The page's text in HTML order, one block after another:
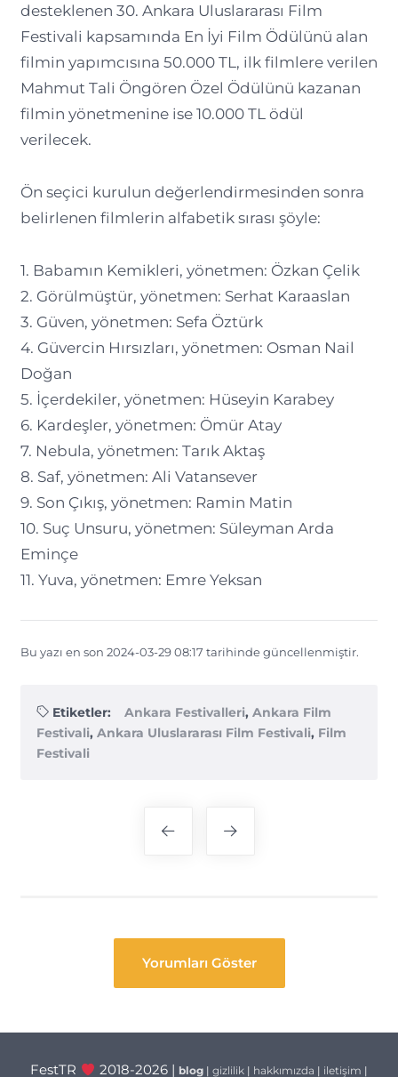
desteklenen 30. Ankara Uluslararası Film
Festivali kapsamında En İyi Film Ödülünü alan
filmin yapımcısına 50.000 TL, ilk filmlere verilen
Mahmut Tali Öngören Özel Ödülünü kazanan
filmin yönetmenine ise 10.000 TL ödül
verilecek.
Ön seçici kurulun değerlendirmesinden sonra
belirlenen filmlerin alfabetik sırası şöyle:
1. Babamın Kemikleri, yönetmen: Özkan Çelik
2. Görülmüştür, yönetmen: Serhat Karaaslan
3. Güven, yönetmen: Sefa Öztürk
4. Güvercin Hırsızları, yönetmen: Osman Nail
Doğan
5. İçerdekiler, yönetmen: Hüseyin Karabey
6. Kardeşler, yönetmen: Ömür Atay
7. Nebula, yönetmen: Tarık Aktaş
8. Saf, yönetmen: Ali Vatansever
9. Son Çıkış, yönetmen: Ramin Matin
10. Suç Unsuru, yönetmen: Süleyman Arda
Eminçe
11. Yuva, yönetmen: Emre Yeksan
Bu yazı en son 2024-03-29 08:17 tarihinde güncellenmiştir.
Etiketler: Ankara Festivalleri,Ankara Film
Festivali,Ankara Uluslararası Film Festivali, Film
Festivali
Yorumları Göster
FestTR 2018-2026 | blog| gizlilik| hakkımızda | iletişim |